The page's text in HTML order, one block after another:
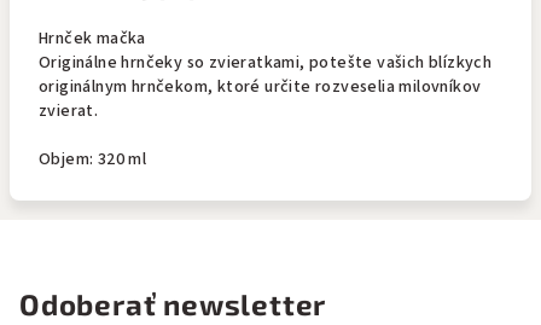
Hrnček mačka
Originálne hrnčeky so zvieratkami, potešte vašich blízkych
originálnym hrnčekom, ktoré určite rozveselia milovníkov
zvierat.
Objem: 320 ml
Odoberať newsletter